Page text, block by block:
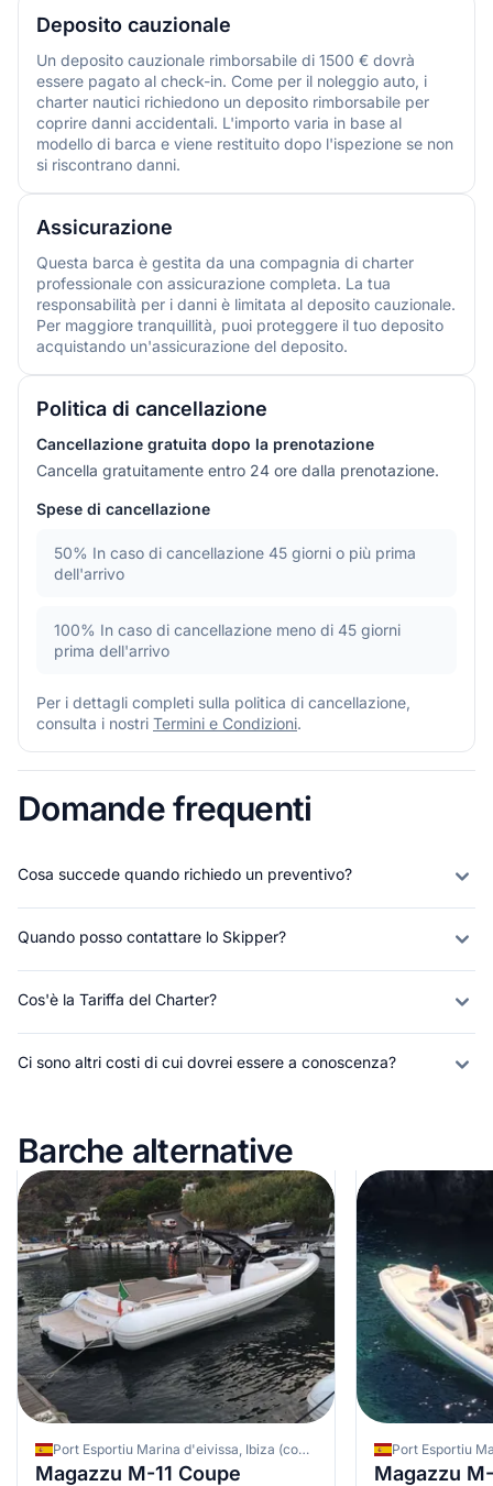
Deposito cauzionale
Un deposito cauzionale rimborsabile di 1500 € dovrà
essere pagato al check-in. Come per il noleggio auto, i
charter nautici richiedono un deposito rimborsabile per
coprire danni accidentali. L'importo varia in base al
modello di barca e viene restituito dopo l'ispezione se non
si riscontrano danni.
Assicurazione
Questa barca è gestita da una compagnia di charter
professionale con assicurazione completa. La tua
responsabilità per i danni è limitata al deposito cauzionale.
Per maggiore tranquillità, puoi proteggere il tuo deposito
acquistando un'assicurazione del deposito.
Politica di cancellazione
Cancellazione gratuita dopo la prenotazione
Cancella gratuitamente entro 24 ore dalla prenotazione.
Spese di cancellazione
50% In caso di cancellazione 45 giorni o più prima
dell'arrivo
100% In caso di cancellazione meno di 45 giorni
prima dell'arrivo
Per i dettagli completi sulla politica di cancellazione,
consulta i nostri Termini e Condizioni.
Domande frequenti
Cosa succede quando richiedo un preventivo?
Quando posso contattare lo Skipper?
Cos'è la Tariffa del Charter?
Ci sono altri costi di cui dovrei essere a conoscenza?
Barche alternative
Port Esportiu Marina d'eivissa, Ibiza (comune), Spagna
Magazzu M-11 Coupe Magazzu